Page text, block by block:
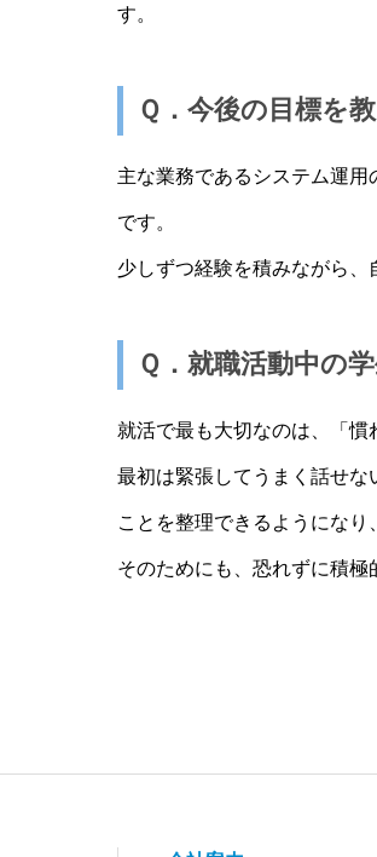
す。
Ｑ．今後の目標を
主な業務であるシステム運
です。
少しずつ経験を積みながら、
Ｑ．就職活動中の
就活で最も大切なのは、「慣
最初は緊張してうまく話せ
ことを整理できるようになり
そのためにも、恐れずに積極